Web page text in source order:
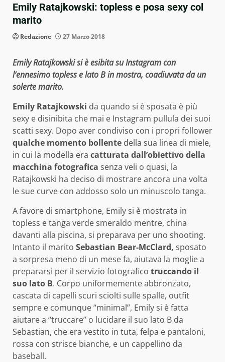
Emily Ratajkowski: topless e posa sexy col
marito
Redazione 27 Marzo 2018
Emily Ratajkowski si è esibita su Instagram con
l’ennesimo topless e lato B in mostra, coadiuvata da un
solerte marito.
Emily Ratajkowski da quando si è sposata è più
sexy e disinibita che mai e Instagram pullula dei suoi
scatti sexy. Dopo aver condiviso con i propri follower
qualche momento bollente della sua linea di miele,
in cui la modella era catturata dall’obiettivo della
macchina fotografica senza veli o quasi, la
Ratajkowski ha deciso di mostrare ancora una volta
le sue curve con addosso solo un minuscolo tanga.
A favore di smartphone, Emily si è mostrata in
topless e tanga verde smeraldo mentre, china
davanti alla piscina, si preparava per uno shooting.
Intanto il marito Sebastian Bear-McClard, sposato
a sorpresa meno di un mese fa, aiutava la moglie a
prepararsi per il servizio fotografico truccando il
suo lato B. Corpo uniformemente abbronzato,
cascata di capelli scuri sciolti sulle spalle, outfit
sempre e comunque “minimal”, Emily si è fatta
aiutare a “truccare” o lucidare il suo lato B da
Sebastian, che era vestito in tuta, felpa e pantaloni,
rossa con strisce bianche, e un cappellino da
baseball.